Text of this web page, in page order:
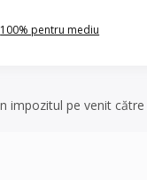
100% pentru mediu
impozitul pe venit către